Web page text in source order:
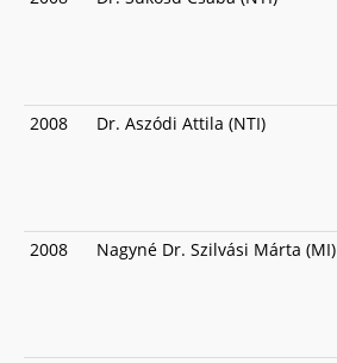
2008 Dr. Aszódi Attila (NTI)
2008 Nagyné Dr. Szilvási Márta (MI)